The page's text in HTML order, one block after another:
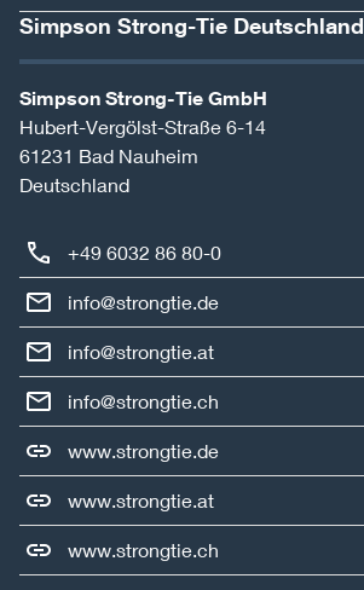
Simpson Strong-Tie Deutschland
Simpson Strong-Tie GmbH
Hubert-Vergölst-Straße 6-14
61231 Bad Nauheim
Deutschland
+49 6032 86 80-0
info@strongtie.de
info@strongtie.at
info@strongtie.ch
www.strongtie.de
www.strongtie.at
www.strongtie.ch